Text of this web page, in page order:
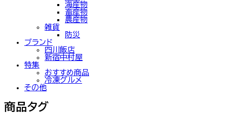
海産物
畜産物
農産物
雑貨
防災
ブランド
四川飯店
新宿中村屋
特集
おすすめ商品
冷凍グルメ
その他
商品タグ